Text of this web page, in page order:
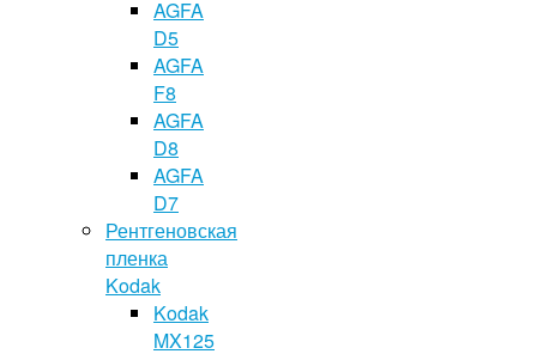
AGFA
D5
AGFA
F8
AGFA
D8
AGFA
D7
Рентгеновская
пленка
Kodak
Kodak
MX125